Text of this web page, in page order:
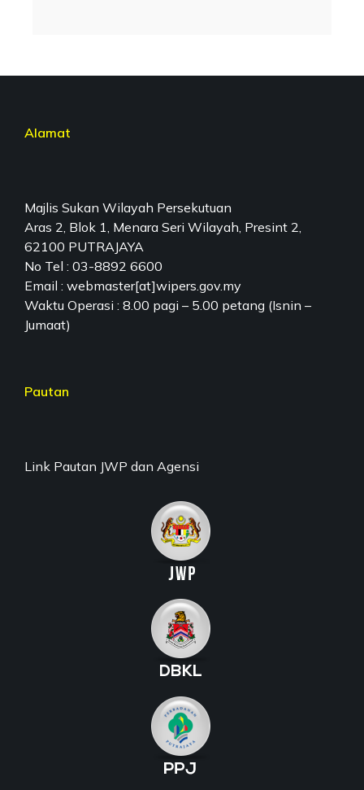
Alamat
Majlis Sukan Wilayah Persekutuan
Aras 2, Blok 1, Menara Seri Wilayah, Presint 2,
62100 PUTRAJAYA
No Tel : 03-8892 6600
Email : webmaster[at]wipers.gov.my
Waktu Operasi : 8.00 pagi – 5.00 petang (Isnin –
Jumaat)
Pautan
Link Pautan JWP dan Agensi